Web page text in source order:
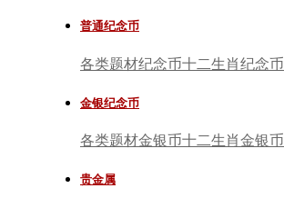
普通纪念币
各类题材纪念币十二生肖纪念币
金银纪念币
各类题材金银币十二生肖金银币
贵金属